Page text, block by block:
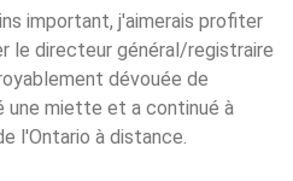
important, j'aimerais profiter
le directeur général/registraire
dévouée de
une miette et a continué à
l'Ontario à distance.